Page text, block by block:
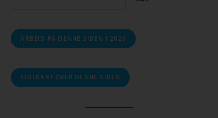
ARBEID PÅ DENNE SIDEN I 2026
SIDEKART OVER DENNE SIDEN